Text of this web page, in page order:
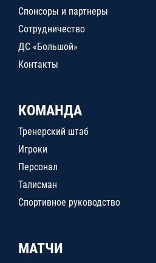
Спонсоры и партнеры
Сотрудничество
ДС «Большой»
Контакты
КОМАНДА
Тренерский штаб
Игроки
Персонал
Талисман
Спортивное руководство
МАТЧИ